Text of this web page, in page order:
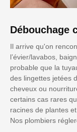
Débouchage
Il arrive qu'on
l’évier/lavabos,
probable que la
des lingettes jetées
cheveux ou
certains cas rares
racines de plantes
Nos plombiers